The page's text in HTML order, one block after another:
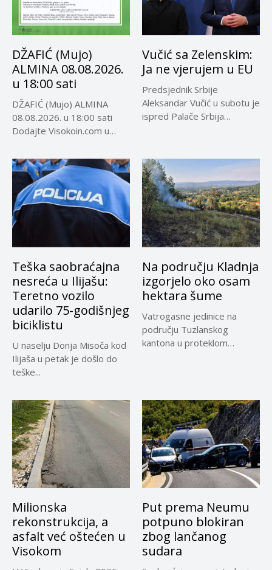
DŽAFIĆ (Mujo)
ALMINA 08.08.2026.
u 18:00 sati
DŽAFIĆ (Mujo) ALMINA
08.08.2026. u 18:00 sati
Dodajte Visokoin.com u
Vučić sa Zelenskim:
Ja ne vjerujem u EU
Predsjednik Srbije
Aleksandar Vučić u subotu je
ispred Palače Srbija
Teška saobraćajna
nesreća u Ilijašu:
Teretno vozilo
udarilo 75-godišnjeg
biciklistu
U naselju Donja Misoča kod
Ilijaša u petak je došlo do
teške...
Na području Kladnja
izgorjelo oko osam
hektara šume
Vatrogasne jedinice na
području Tuzlanskog
kantona u proteklom
Milionska
rekonstrukcija, a
asfalt već oštećen u
Visokom
Put prema Neumu
potpuno blokiran
zbog lančanog
sudara